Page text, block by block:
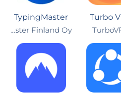
Turbo
TypingMaster
Typing Master Finland Oy